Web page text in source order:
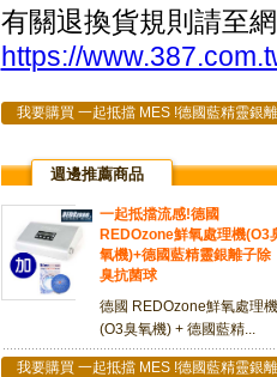
有關退換貨規則請至
https://
我要購買 一起抵擋 MES !德國藍精靈銀
週邊推薦商品
一起抵擋流感!德國
REDOzone鮮氧處理機(O3
氧機)+德國藍精靈銀離子除
臭抗菌球
德國 REDOzone鮮氧處理機
(O3臭氧機) + 德國藍精...
我要購買 一起抵擋 MES !德國藍精靈銀